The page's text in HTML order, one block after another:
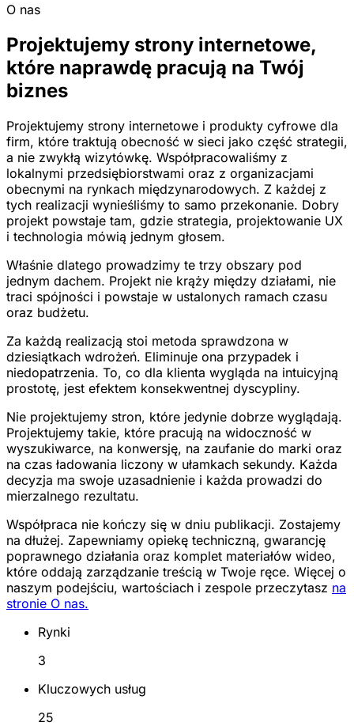
O nas
Projektujemy strony internetowe,
które naprawdę pracują na Twój
biznes
Projektujemy strony internetowe i produkty cyfrowe dla
firm, które traktują obecność w sieci jako część strategii,
a nie zwykłą wizytówkę. Współpracowaliśmy z
lokalnymi przedsiębiorstwami oraz z organizacjami
obecnymi na rynkach międzynarodowych. Z każdej z
tych realizacji wynieśliśmy to samo przekonanie. Dobry
projekt powstaje tam, gdzie strategia, projektowanie UX
i technologia mówią jednym głosem.
Właśnie dlatego prowadzimy te trzy obszary pod
jednym dachem. Projekt nie krąży między działami, nie
traci spójności i powstaje w ustalonych ramach czasu
oraz budżetu.
Za każdą realizacją stoi metoda sprawdzona w
dziesiątkach wdrożeń. Eliminuje ona przypadek i
niedopatrzenia. To, co dla klienta wygląda na intuicyjną
prostotę, jest efektem konsekwentnej dyscypliny.
Nie projektujemy stron, które jedynie dobrze wyglądają.
Projektujemy takie, które pracują na widoczność w
wyszukiwarce, na konwersję, na zaufanie do marki oraz
na czas ładowania liczony w ułamkach sekundy. Każda
decyzja ma swoje uzasadnienie i każda prowadzi do
mierzalnego rezultatu.
Współpraca nie kończy się w dniu publikacji. Zostajemy
na dłużej. Zapewniamy opiekę techniczną, gwarancję
poprawnego działania oraz komplet materiałów wideo,
które oddają zarządzanie treścią w Twoje ręce. Więcej o
naszym podejściu, wartościach i zespole przeczytasz na
stronie O nas.
Rynki
3
Kluczowych usług
25